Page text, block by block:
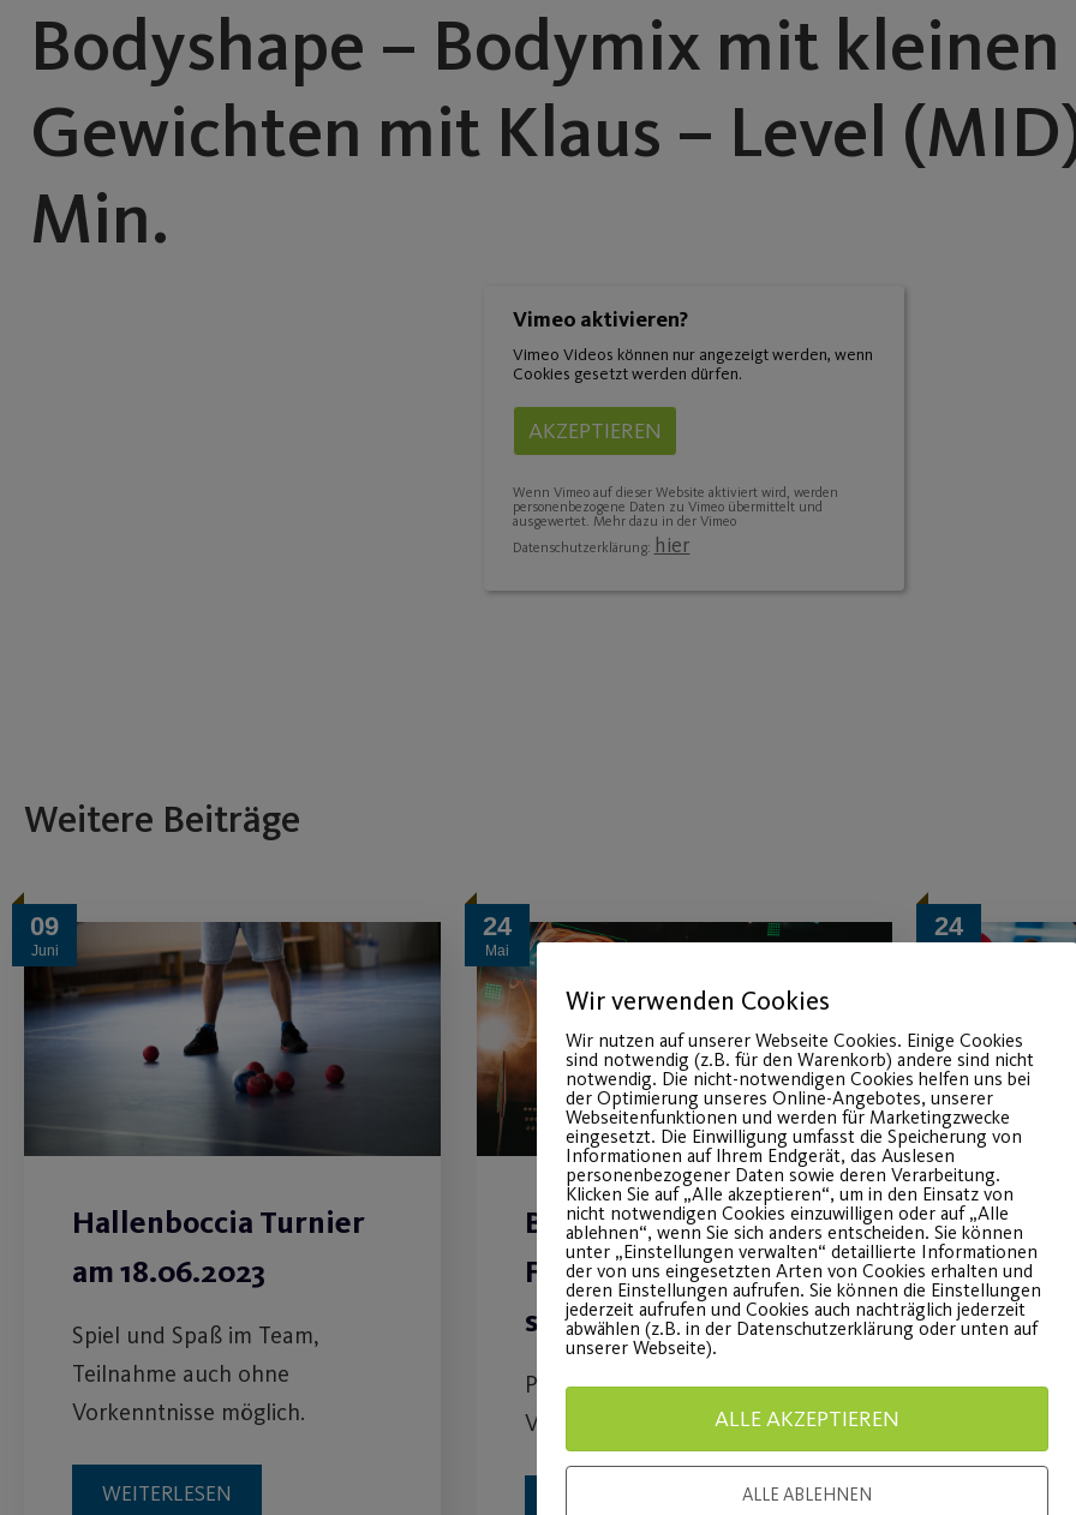
Bodyshape – Bodymix mit kleinen
Gewichten mit Klaus – Level
Min.
Vimeo aktivieren?
Vimeo Videos können nur angezeigt werden, wenn
Cookies gesetzt werden dürfen.
AKZEPTIEREN
Wenn Vimeo auf dieser Website aktiviert wird, werden
personenbezogene Daten zu Vimeo übermittelt und
ausgewertet. Mehr dazu in der Vimeo
Datenschutzerklärung: hier
Weitere Beiträge
09
Juni
Hallenboccia Turnier
am 18.06.2023
Spiel und Spaß im Team,
Teilnahme auch ohne
Vorkenntnisse möglich.
WEITERLESEN
24
Mai
Besser geht’s nicht:
Festival SUmmer
startet
Post SV Mitglieder erhalten
Vereinsrabatt.
24
Stunden
Wir verwenden Cookies
Wir nutzen auf unserer Webseite Cookies. Einige Cookies
sind notwendig (z.B. für den Warenkorb) andere sind nicht
notwendig. Die nicht-notwendigen Cookies helfen uns bei
der Optimierung unseres Online-Angebotes, unserer
Webseitenfunktionen und werden für Marketingzwecke
eingesetzt. Die Einwilligung umfasst die Speicherung von
Informationen auf Ihrem Endgerät, das Auslesen
personenbezogener Daten sowie deren Verarbeitung.
Klicken Sie auf „Alle akzeptieren“, um in den Einsatz von
nicht notwendigen Cookies einzuwilligen oder auf „Alle
ablehnen“, wenn Sie sich anders entscheiden. Sie können
unter „Einstellungen verwalten“ detaillierte Informationen
der von uns eingesetzten Arten von Cookies erhalten und
deren Einstellungen aufrufen. Sie können die Einstellungen
jederzeit aufrufen und Cookies auch nachträglich jederzeit
abwählen (z.B. in der Datenschutzerklärung oder unten auf
unserer Webseite).
ALLE AKZEPTIEREN
ALLE ABLEHNEN